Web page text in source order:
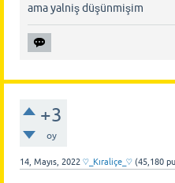
ama yalniş düşünmişim
+3
oy
14, Mayıs, 2022 ♡_Kıraliçe_♡ (45,180